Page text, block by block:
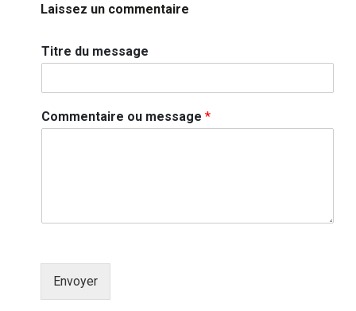
Laissez un commentaire
Titre du message
Commentaire ou message *
Envoyer